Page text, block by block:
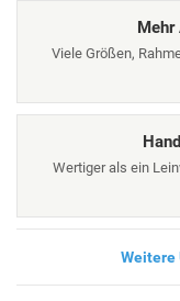
Mehr
Viele Größen,
Wertiger als ein
Weitere